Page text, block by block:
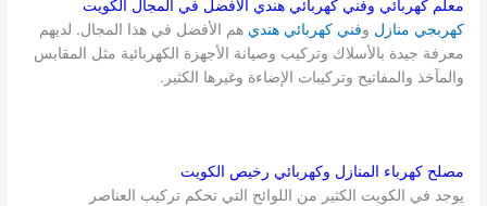
معلم كهربائي وفني كهربائي هندي الأفضل في المجال
الكويت
كهربجي منازل وفني كهربائي هندي هم الأفضل في هذا المجال. لديهم
معرفة جيدة بالأسلاك وتركيب وصيانة الأجهزة الكهربائية مثل المقابس
والمآخذ والمفاتيح وتركيبات الإضاءة وغيرها الكثير.
مصلح كهرباء المنازل وكهربائي رخيص الكويت
يوجد في الكويت الكثير من اللوائح التي تحكم تركيب العناصر